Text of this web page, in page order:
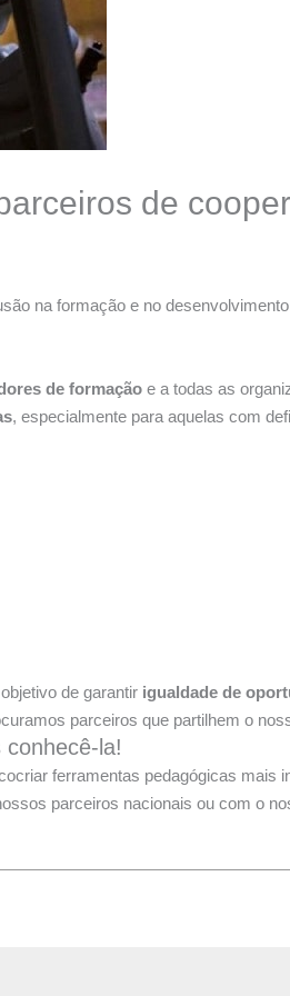
de
na formação e no
de formação e a todas as
, especialmente para aquelas com
de garantir igualdade de
parceiros que partilhem o
la!
ferramentas pedagógicas mais
parceiros nacionais ou com o